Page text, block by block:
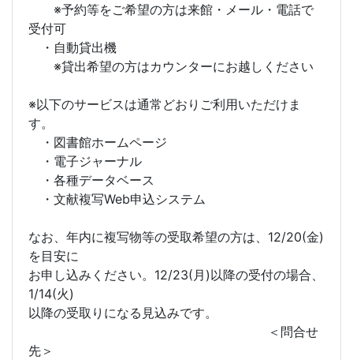
※予約等をご希望の方は来館・メール・電話で
受付可
・自動貸出機
※貸出希望の方はカウンターにお越しください
※以下のサービスは通常どおりご利用いただけま
す。
・図書館ホームページ
・電子ジャーナル
・各種データベース
・文献複写Web申込システム
なお、年内に複写物等の受取希望の方は、12/20(金)
を目安に
お申し込みください。12/23(月)以降の受付の場合、
1/14(火)
以降の受取りになる見込みです。
＜問合せ
先＞